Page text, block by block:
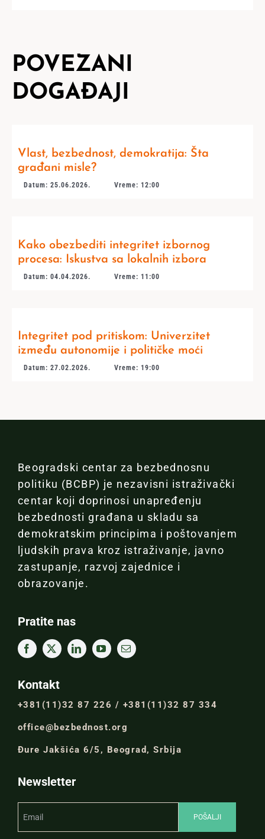
POVEZANI
DOGAĐAJI
Vlast, bezbednost, demokratija: Šta
građani misle?
Datum: 25.06.2026. Vreme: 12:00
Kako obezbediti integritet izbornog
procesa: Iskustva sa lokalnih izbora
Datum: 04.04.2026. Vreme: 11:00
Integritet pod pritiskom: Univerzitet
između autonomije i političke moći
Datum: 27.02.2026. Vreme: 19:00
Beogradski centar za bezbednosnu
politiku (BCBP) je nezavisni istraživački
centar koji doprinosi unapređenju
bezbednosti građana u skladu sa
demokratskim principima i poštovanjem
ljudskih prava kroz istraživanje, javno
zastupanje, razvoj zajednice i
obrazovanje.
Pratite nas
Kontakt
+381(11)32 87 226 / +381(11)32 87 334
office@bezbednost.org
Đure Jakšića 6/5, Beograd, Srbija
Newsletter